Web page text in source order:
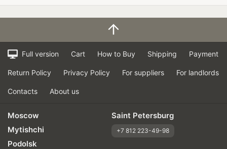
Full version Cart How to Buy Shipping Payment
Return Policy Privacy Policy For suppliers For landlords
Contacts About us
Moscow
Mytishchi
Podolsk
Saint Petersburg
+7 812 223-49-98